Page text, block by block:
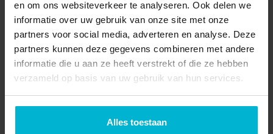
en om ons websiteverkeer te analyseren. Ook delen we
informatie over uw gebruik van onze site met onze
partners voor social media, adverteren en analyse. Deze
partners kunnen deze gegevens combineren met andere
informatie die u aan ze heeft verstrekt of die ze hebben
verzameld op basis van uw gebruik van hun services.
Alles toestaan